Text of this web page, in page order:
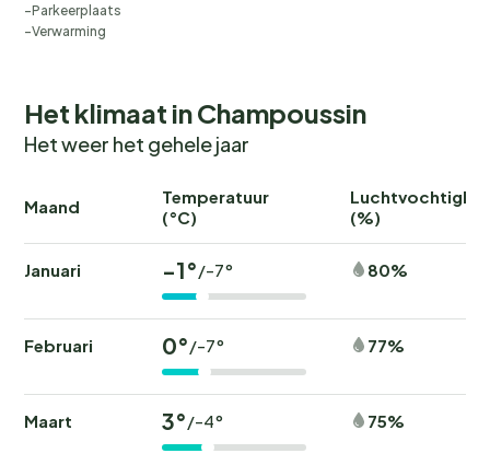
Parkeerplaats
Verwarming
Het klimaat in Champoussin
Het weer het gehele jaar
Maand
Temperatuur
(°C)
(%)
Januari -1°/-7° 80%
Februari 0°/-7° 77%
Maart 3°/-4° 75%